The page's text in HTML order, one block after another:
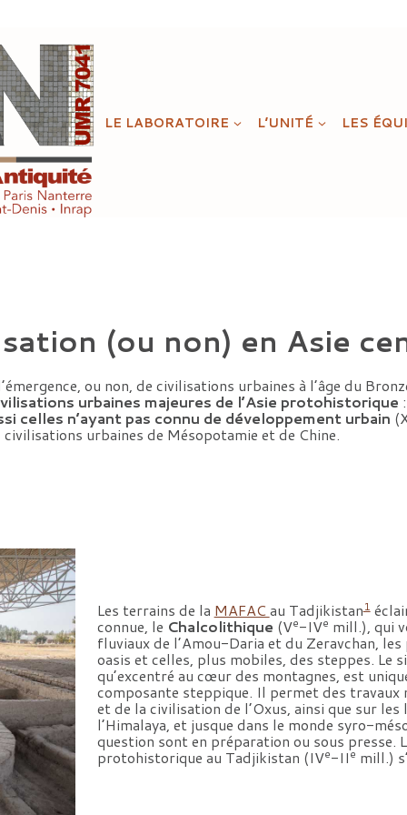
LE LABORATOIRE L’UNITÉ LES
(ou non) en Asie
ou non, de civilisations urbaines à l’âge du
urbaines majeures de l’Asie protohistorique
celles n’ayant pas connu de développement urbain
urbaines de Mésopotamie et de Chine.
Les terrains de la MAFACau Tadjikistan1
connue, le Chalcolithique (Ve-IVe mill.), qui
fluviaux de l’Amou-Daria et du Zeravchan,
oasis et celles, plus mobiles, des steppes. Le
qu’excentré au cœur des montagnes, est
composante steppique. Il permet des travaux
et de la civilisation de l’Oxus, ainsi que sur
l’Himalaya, et jusque dans le monde syro-
question sont en préparation ou sous presse.
protohistorique au Tadjikistan (IVe-IIe mill.)